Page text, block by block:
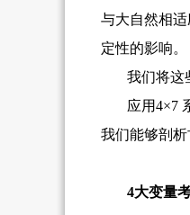
与大自然相
定性的影响。
我们将这
应用4×7
我们能够剖
4大变量